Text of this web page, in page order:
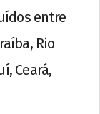
entre
Rio
Ceará,